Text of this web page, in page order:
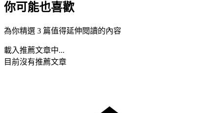
你可能也喜歡
為你精選 3 篇值得延伸閱讀的內容
載入推薦文章中...
目前沒有推薦文章